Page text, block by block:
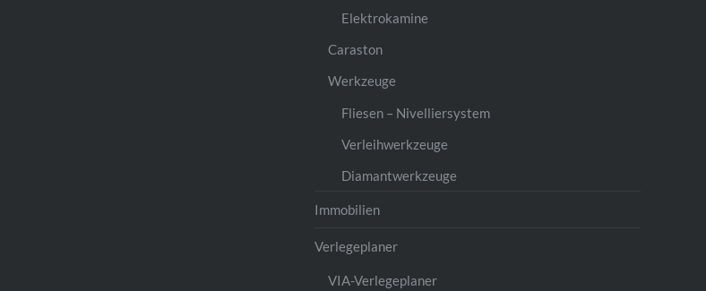
Elektrokamine
Caraston
Werkzeuge
Fliesen – Nivelliersystem
Verleihwerkzeuge
Diamantwerkzeuge
Immobilien
Verlegeplaner
VIA-Verlegeplaner